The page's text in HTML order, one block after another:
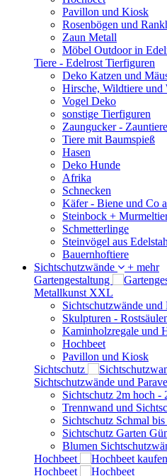
Pavillon und Kiosk
Rosenbögen und
Zaun Metall
Möbel Outdoor in
Tiere - Edelrost Tierfiguren
Deko Katzen und
Hirsche, Wildtiere und
Vogel Deko
sonstige Tierfiguren
Zaungucker - Zauntiere
Tiere mit Baumspieß
Hasen
Deko Hunde
Afrika
Schnecken
Käfer - Biene und Co
Steinbock +
Schmetterlinge
Steinvögel aus
Bauernhoftiere
Sichtschutzwände
+ mehr
Gartengestaltung
Metallkunst XXL
Sichtschutzwände und
Skulpturen -
Kaminholzregale und
Hochbeet
Pavillon und Kiosk
Sichtschutz
Sichtschutzwände und
Sichtschutz 2m hoch -
Trennwand und
Sichtschutz Schmal
Sichtschutz Garten
Blumen
Hochbeet
Hochbeet